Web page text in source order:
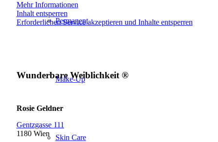
Permanent
Make-Up
Skin Care
Mehr Informationen
Inhalt entsperren
Erforderlichen Service akzeptieren und Inhalte entsperren
Wunderbare Weiblichkeit ®
Rosie Geldner
Gentzgasse 111
1180 Wien